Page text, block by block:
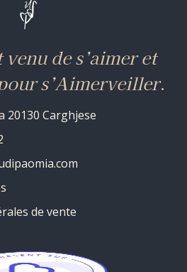
venu de s’aimer et
s’Aimerveiller.
20130 Carghjese
de vente